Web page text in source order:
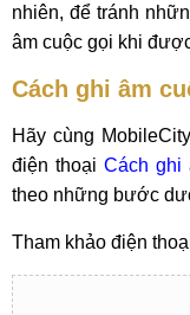
nhiên, để tránh
âm cuộc gọi khi
Cách ghi âm
Hãy cùng
điện thoạiCách ghi
theo những bước
Tham khảo điện